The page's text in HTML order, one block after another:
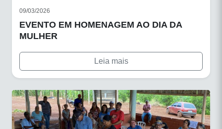
09/03/2026
EVENTO EM HOMENAGEM AO DIA DA
MULHER
Leia mais